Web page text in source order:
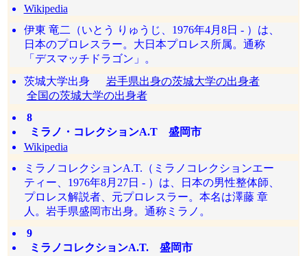
Wikipedia
伊東 竜二（いとう りゅうじ、1976年4月8日 - ）は、
日本のプロレスラー。大日本プロレス所属。通称
「デスマッチドラゴン」。
茨城大学出身 岩手県出身の茨城大学の出身者
全国の茨城大学の出身者
8
ミラノ・コレクションA.T 盛岡市
Wikipedia
ミラノコレクションA.T.（ミラノコレクションエー
ティー、1976年8月27日 - ）は、日本の男性整体師、
プロレス解説者、元プロレスラー。本名は澤藤 章
人。岩手県盛岡市出身。通称ミラノ。
9
ミラノコレクションA.T. 盛岡市